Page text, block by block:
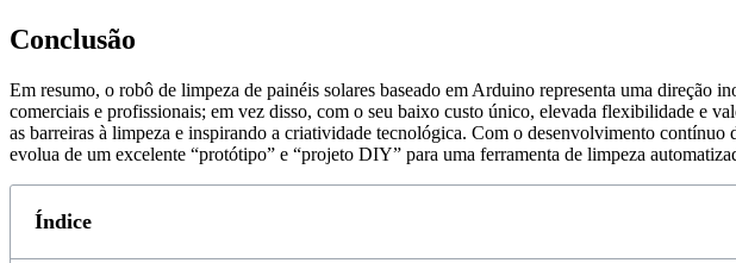
Conclusão
Em resumo, o robô de limpeza de painéis solares baseado em Arduino representa uma direção
comerciais e profissionais; em vez disso, com o seu baixo custo único, elevada flexibilidade e
as barreiras à limpeza e inspirando a criatividade tecnológica. Com o desenvolvimento
evolua de um excelente “protótipo” e “projeto DIY” para uma ferramenta de limpeza
Índice